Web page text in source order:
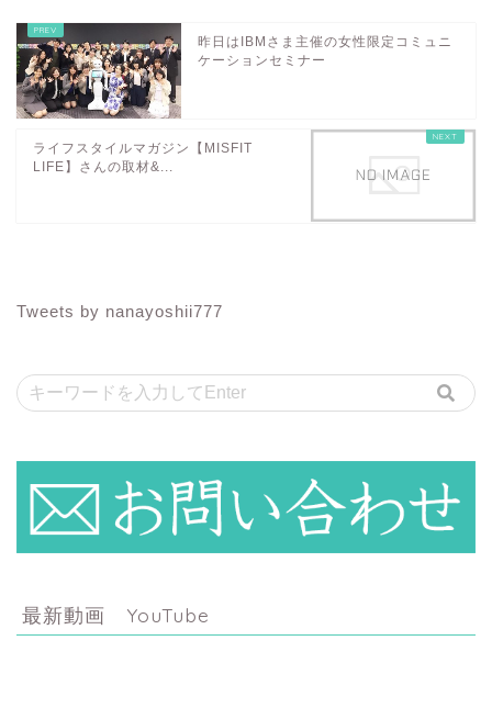
昨日はIBMさま主催の女性限定コミュニ
ケーションセミナー
ライフスタイルマガジン【MISFIT
LIFE】さんの取材&...
Tweets by nanayoshii777
最新動画 YouTube